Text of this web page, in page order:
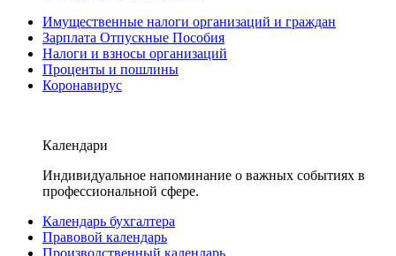
Имущественные налоги организаций и граждан
Зарплата Отпускные Пособия
Налоги и взносы организаций
Проценты и пошлины
Коронавирус
Календари
Индивидуальное напоминание о важных событиях в
профессиональной сфере.
Календарь бухгалтера
Правовой календарь
Производственный календарь